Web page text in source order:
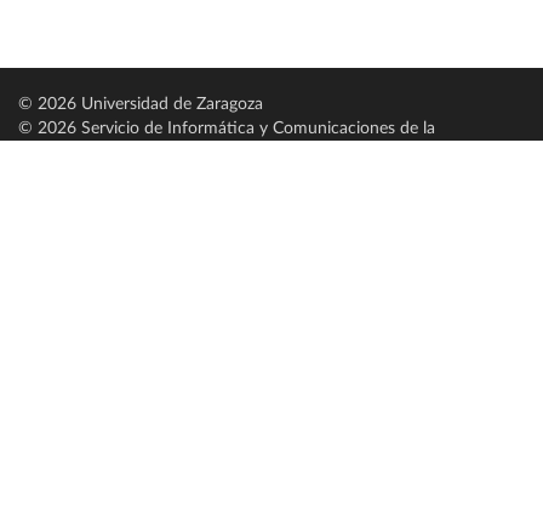
© 2026 Universidad de Zaragoza
© 2026 Servicio de Informática y Comunicaciones de la